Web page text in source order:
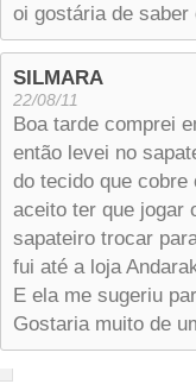
oi gostária de
SILMARA
22/08/11
Boa tarde comprei
então levei no
do tecido que
aceito ter que jogar
sapateiro trocar
fui até a loja
E ela me sugeriu
Gostaria muito de